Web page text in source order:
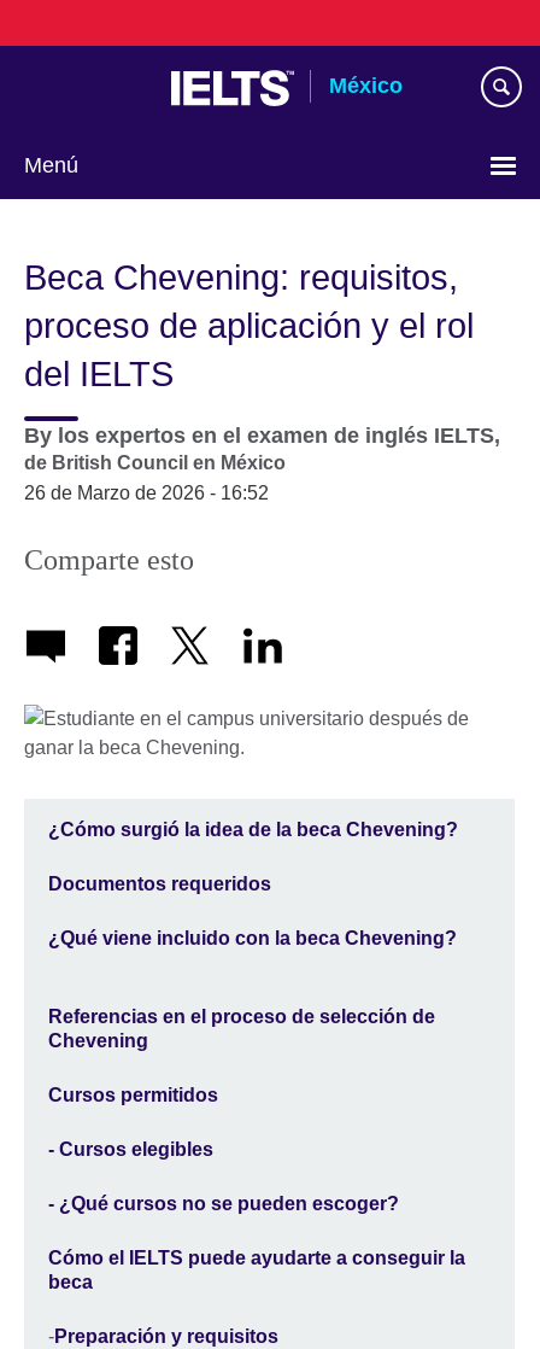
to
México
Menú
language
Beca Chevening: requisitos,
proceso de aplicación y el rol
del IELTS
By los expertos en el examen de inglés IELTS,
de British Council en México
26 de Marzo de 2026 - 16:52
Comparte esto
¿Cómo surgió la idea de la beca Chevening?
Documentos requeridos
¿Qué viene incluido con la beca Chevening?
Referencias en el proceso de selección de
Chevening
Cursos permitidos
- Cursos elegibles
- ¿Qué cursos no se pueden escoger?
Cómo el IELTS puede ayudarte a conseguir la
beca
-Preparación y requisitos